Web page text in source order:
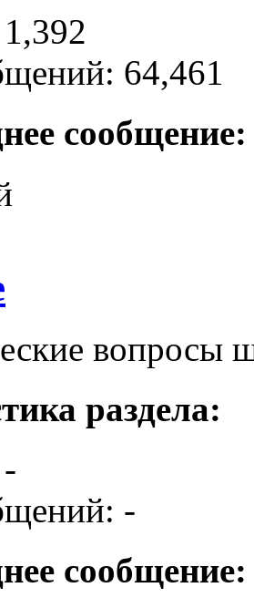
64,461
сообщение:
вопросы
раздела:
-
сообщение: